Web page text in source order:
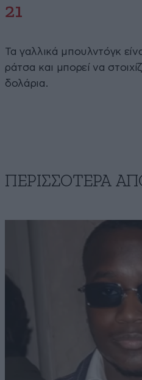
21
Τα γαλλικά μπουλντόγκ
ράτσα και μπορεί να
δολάρια.
ΠΕΡΙΣΣΟΤΕΡΑ